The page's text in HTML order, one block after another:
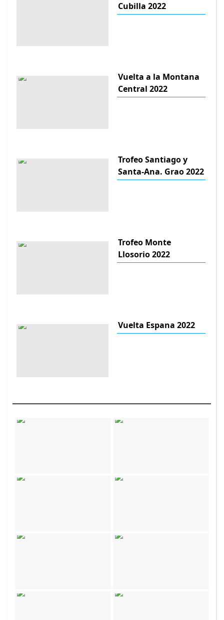
Cubilla 2022
Vuelta a la Montana
Central 2022
Trofeo Santiago y
Santa-Ana. Grao 2022
Trofeo Monte
Llosorio 2022
Vuelta Espana 2022